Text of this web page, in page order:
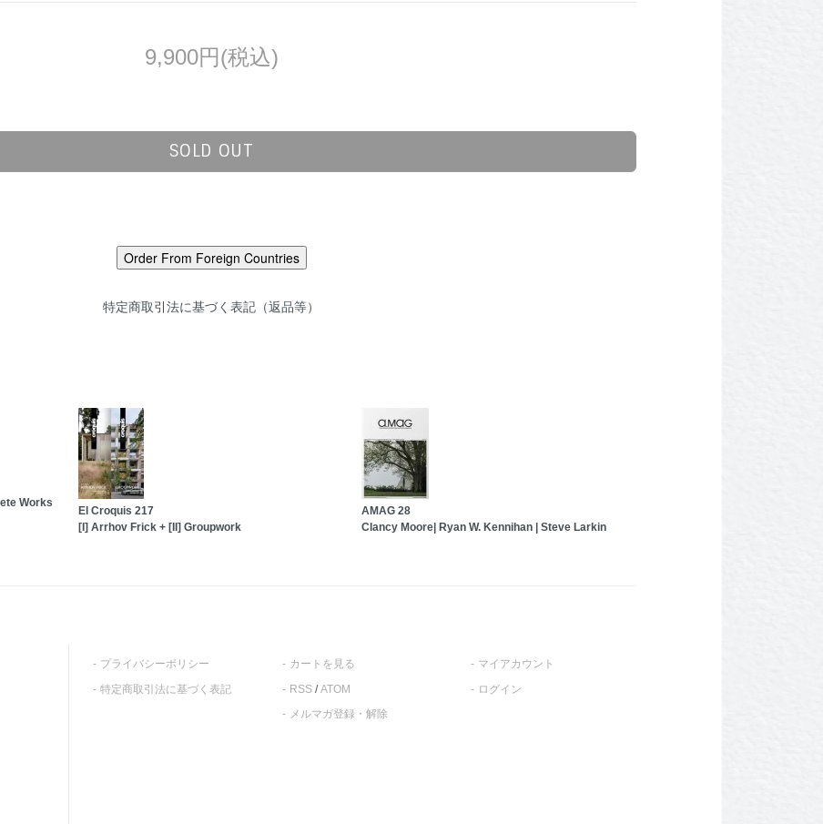
9,900円(税込)
SOLD OUT
特定商取引法に基づく表記（返品等）
Works
El Croquis 217
[I] Arrhov Frick + [II] Groupwork
AMAG 28
Clancy Moore| Ryan W. Kennihan | Steve Larkin
プライバシーポリシー
特定商取引法に基づく表記
カートを見る
RSS/ATOM
メルマガ登録・解除
マイアカウント
ログイン